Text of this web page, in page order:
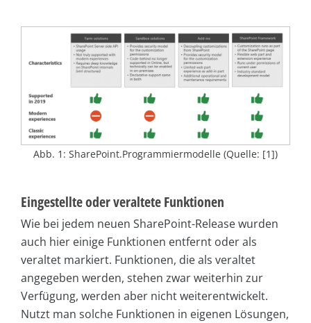
Abb. 1: SharePoint.Programmiermodelle (Quelle: [1])
Eingestellte oder veraltete Funktionen
Wie bei jedem neuen SharePoint-Release wurden
auch hier einige Funktionen entfernt oder als
veraltet markiert. Funktionen, die als veraltet
angegeben werden, stehen zwar weiterhin zur
Verfügung, werden aber nicht weiterentwickelt.
Nutzt man solche Funktionen in eigenen Lösungen,